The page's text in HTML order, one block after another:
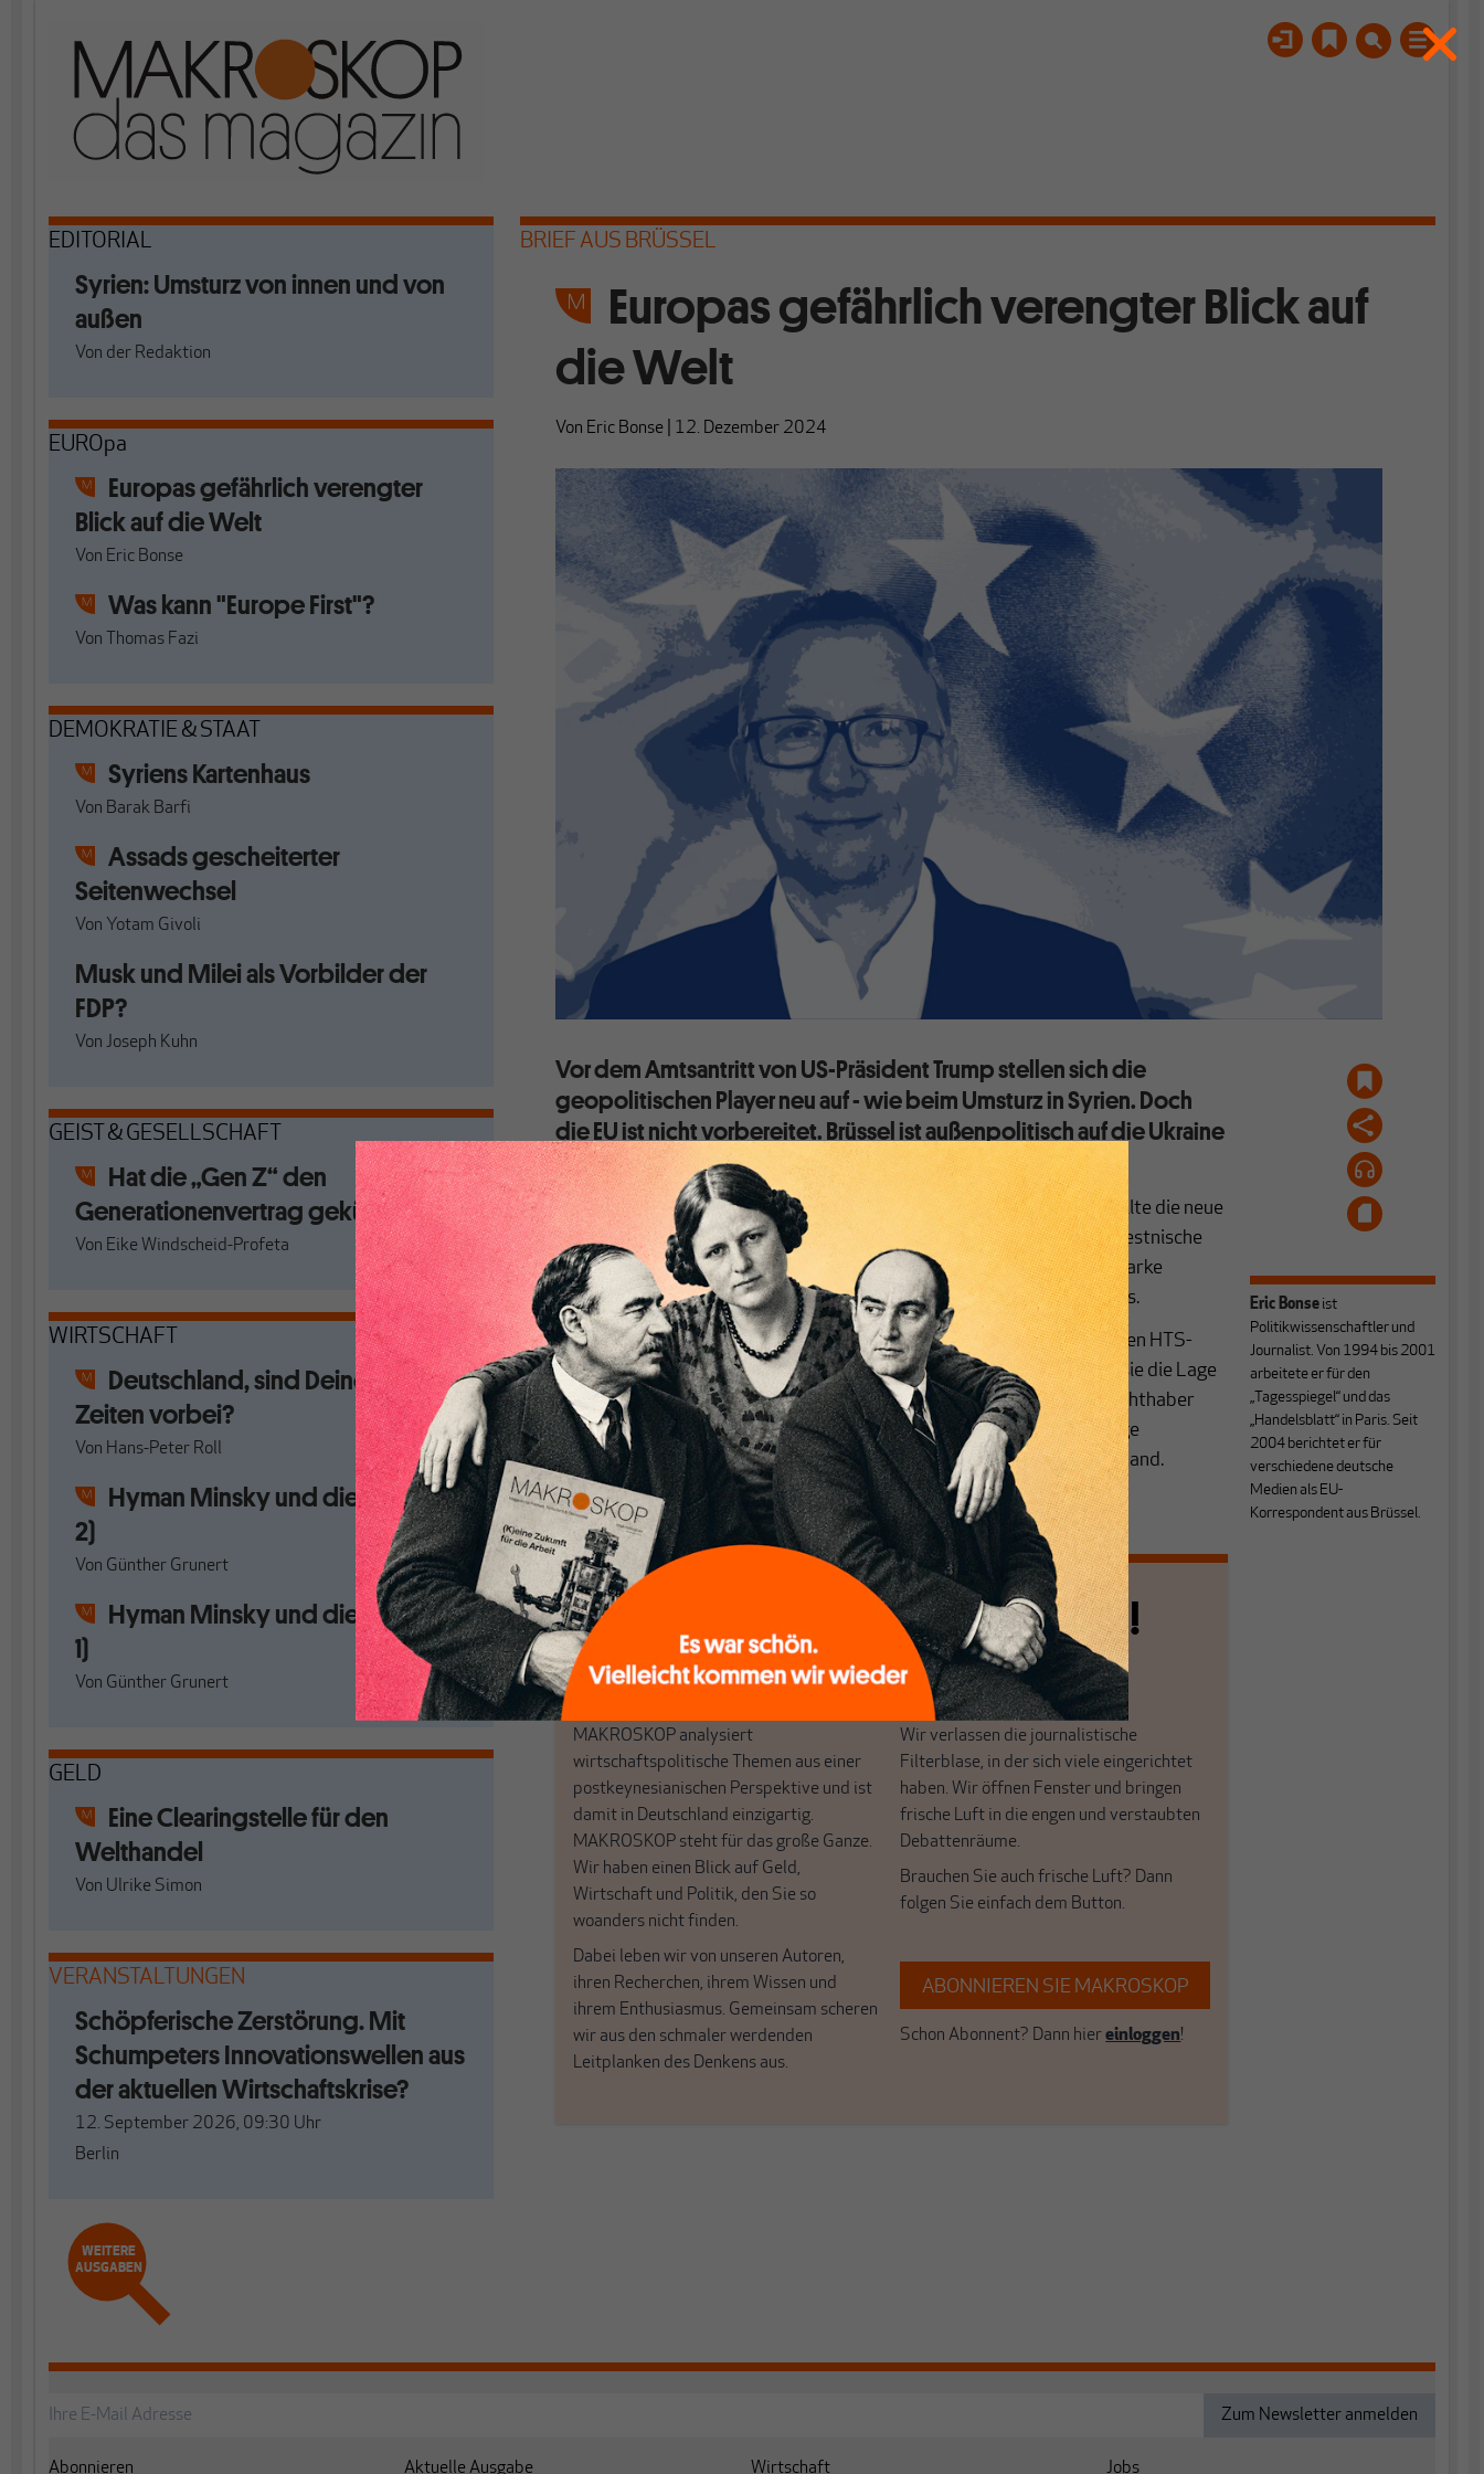
EDITORIAL
Syrien: Umsturz von innen und von
außen
Von der Redaktion
EUROpa
Europas gefährlich verengter
Blick auf die Welt
Von Eric Bonse
Was kann "Europe First"?
Von Thomas Fazi
DEMOKRATIE & STAAT
Syriens Kartenhaus
Von Barak Barfi
Assads gescheiterter
Seitenwechsel
Von Yotam Givoli
Musk und Milei als Vorbilder der
FDP?
Von Joseph Kuhn
GEIST & GESELLSCHAFT
Hat die „Gen Z“ den
Generationenvertrag gekündigt?
Von Eike Windscheid-Profeta
WIRTSCHAFT
Deutschland, sind Deine guten
Zeiten vorbei?
Von Hans-Peter Roll
Hyman Minsky und die MMT (Teil
2)
Von Günther Grunert
Hyman Minsky und die MMT (Teil
1)
Von Günther Grunert
GELD
Eine Clearingstelle für den
Welthandel
Von Ulrike Simon
VERANSTALTUNGEN
Schöpferische Zerstörung. Mit
Schumpeters Innovationswellen aus
der aktuellen Wirtschaftskrise?
12. September 2026, 09:30 Uhr
Berlin
WEITERE
AUSGABEN
BRIEF AUS BRÜSSEL
Europas gefährlich verengter Blick auf
die Welt
Von Eric Bonse 12. Dezember 2024
Vor dem Amtsantritt von US-Präsident Trump stellen sich die
geopolitischen Player neu auf - wie beim Umsturz in Syrien. Doch
die EU ist nicht vorbereitet. Brüssel ist außenpolitisch auf die Ukraine
fixiert und vergisst, eigene Interessen zu verteidigen.
Es war ihre erste große Bewährungsprobe. Beim Umsturz in Syrien sollte die neue
EU-Außenbeauftragte Kaja Kallas zeigen, was sie kann. Die ehemalige estnische
Regierungschefin war in Brüssel mit dem Anspruch angetreten, eine starke
außenpolitische Stimme Europas zu werden. Doch daraus wurde nichts.
Erst kam tagelang nichts - Kallas fand zum Vormarsch der islamistischen HTS-
Miliz keine Worte. Dann teilte sie dem staunenden Publikum mit, dass sie die Lage
aufmerksam beobachte - eine Selbstverständlichkeit. Als Syriens Machthaber
Assad schließlich gestürzt war, sprach sie von einer „positiven und lange
erwarteten Entwicklung“ - barer Unsinn, denn erwartet hatte das niemand.
[...]
Nichts schreibt sich von allein!
Nur für Abonnenten
MAKROSKOP analysiert
wirtschaftspolitische Themen aus einer
postkeynesianischen Perspektive und ist
damit in Deutschland einzigartig.
MAKROSKOP steht für das große Ganze.
Wir haben einen Blick auf Geld,
Wirtschaft und Politik, den Sie so
woanders nicht finden.
Dabei leben wir von unseren Autoren,
ihren Recherchen, ihrem Wissen und
ihrem Enthusiasmus. Gemeinsam scheren
wir aus den schmaler werdenden
Leitplanken des Denkens aus.
Wir verlassen die journalistische
Filterblase, in der sich viele eingerichtet
haben. Wir öffnen Fenster und bringen
frische Luft in die engen und verstaubten
Debattenräume.
Brauchen Sie auch frische Luft? Dann
folgen Sie einfach dem Button.
ABONNIEREN SIE MAKROSKOP
Schon Abonnent? Dann hier einloggen!
Eric Bonseist
Politikwissenschaftler und
Journalist. Von 1994 bis 2001
arbeitete er für den
„Tagesspiegel“ und das
„Handelsblatt“ in Paris. Seit
2004 berichtet er für
verschiedene deutsche
Medien als EU-
Korrespondent aus Brüssel.
Abonnieren Aktuelle Ausgabe Wirtschaft Jobs